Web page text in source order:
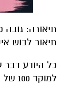
תיאור לבוש
כל היודע
למוקד 100 של משטרת ישראל.